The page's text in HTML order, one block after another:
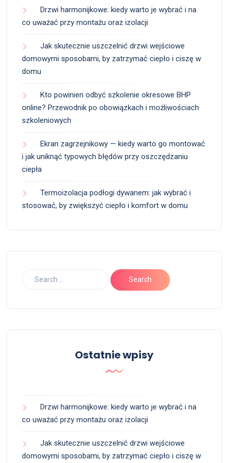
Drzwi harmonijkowe: kiedy warto je wybrać i na
co uważać przy montażu oraz izolacji
Jak skutecznie uszczelnić drzwi wejściowe
domowymi sposobami, by zatrzymać ciepło i ciszę w
domu
Kto powinien odbyć szkolenie okresowe BHP
online? Przewodnik po obowiązkach i możliwościach
szkoleniowych
Ekran zagrzejnikowy — kiedy warto go montować
i jak uniknąć typowych błędów przy oszczędzaniu
ciepła
Termoizolacja podłogi dywanem: jak wybrać i
stosować, by zwiększyć ciepło i komfort w domu
Ostatnie wpisy
Drzwi harmonijkowe: kiedy warto je wybrać i na
co uważać przy montażu oraz izolacji
Jak skutecznie uszczelnić drzwi wejściowe
domowymi sposobami, by zatrzymać ciepło i ciszę w